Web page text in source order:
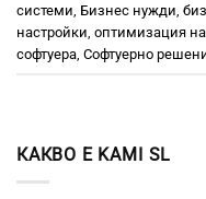
системи Бизнес нужди
настройки оптимизация
софтуера Софтуерно
КАКВО Е KAMI SL